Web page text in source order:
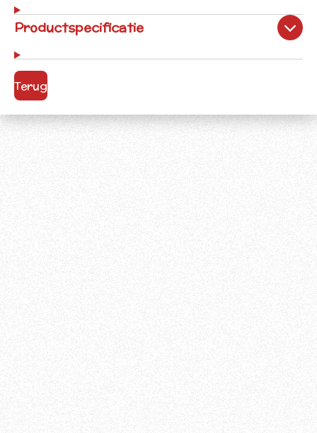
Productspecificatie
Terug